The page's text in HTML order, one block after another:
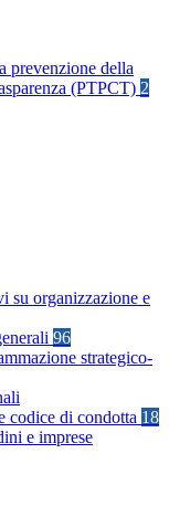
prevenzione della
(PTPCT) 2
su organizzazione e
96
strategico-
codice di condotta 18
e imprese